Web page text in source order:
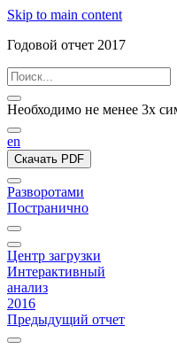
Skip to main content
Годовой отчет 2017
Необходимо не менее 3х
en
Скачать PDF
Разворотами
Постранично
Центр загрузки
Интерактивный
анализ
2016
Предыдущий отчет